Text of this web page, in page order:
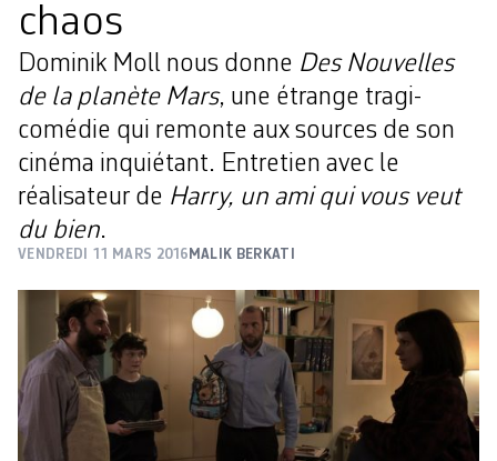
chaos
Dominik Moll nous donne Des Nouvelles
de la planète Mars, une étrange tragi-
comédie qui remonte aux sources de son
cinéma inquiétant. Entretien avec le
réalisateur de Harry, un ami qui vous veut
du bien.
VENDREDI 11 MARS 2016 MALIK BERKATI